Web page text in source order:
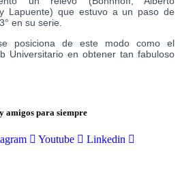
Lapuente) que estuvo a un paso de
en su serie.
posiciona de este modo como el
Universitario en obtener tan fabuloso
amigos para siempre
Youtube Linkedin